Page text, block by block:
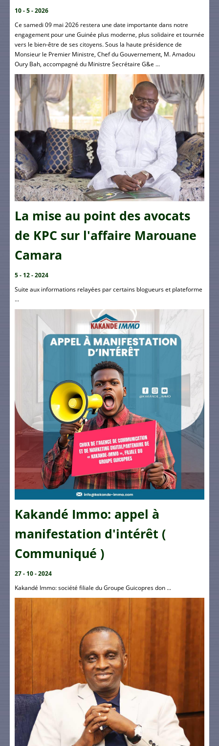
10 - 5 - 2026
Ce samedi 09 mai 2026 restera une date importante dans notre
engagement pour une Guinée plus moderne, plus solidaire et tournée
vers le bien-être de ses citoyens. Sous la haute présidence de
Monsieur le Premier Ministre, Chef du Gouvernement, M. Amadou
Oury Bah, accompagné du Ministre Secrétaire G&e ...
La mise au point des avocats
de KPC sur l'affaire Marouane
Camara
5 - 12 - 2024
Suite aux informations relayées par certains blogueurs et plateforme
...
Kakandé Immo: appel à
manifestation d'intérêt (
Communiqué )
27 - 10 - 2024
Kakandé Immo: société filiale du Groupe Guicopres don ...